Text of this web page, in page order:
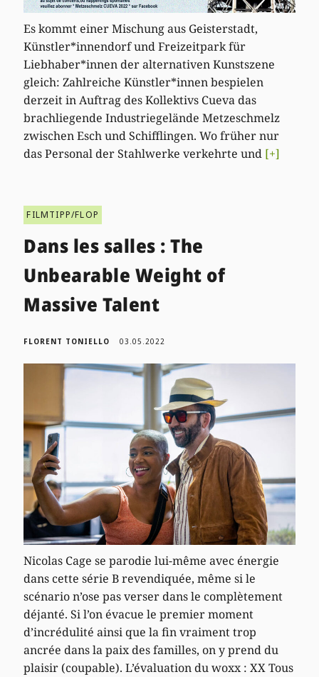
Es kommt einer Mischung aus Geisterstadt,
Künstler*innendorf und Freizeitpark für
Liebhaber*innen der alternativen Kunstszene
gleich: Zahlreiche Künstler*innen bespielen
derzeit in Auftrag des Kollektivs Cueva das
brachliegende Industriegelände Metzeschmelz
zwischen Esch und Schifflingen. Wo früher nur
das Personal der Stahlwerke verkehrte und [+]
FILMTIPP/FLOP
Dans les salles : The
Unbearable Weight of
Massive Talent
FLORENT TONIELLO 03.05.2022
Nicolas Cage se parodie lui-même avec énergie
dans cette série B revendiquée, même si le
scénario n’ose pas verser dans le complètement
déjanté. Si l’on évacue le premier moment
d’incrédulité ainsi que la fin vraiment trop
ancrée dans la paix des familles, on y prend du
plaisir (coupable). L’évaluation du woxx : XX Tous